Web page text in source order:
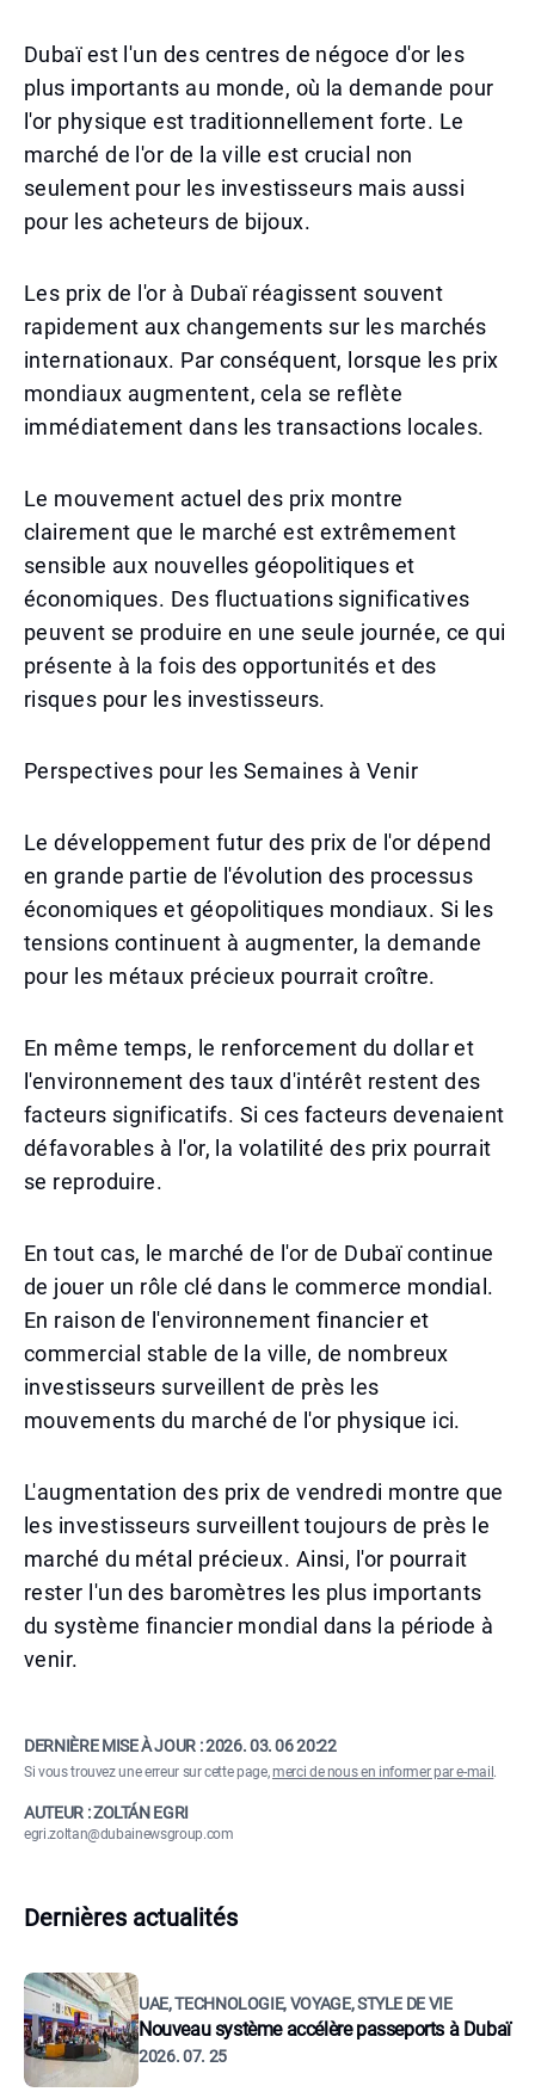
Dubaï est l'un des centres de négoce d'or les
plus importants au monde, où la demande pour
l'or physique est traditionnellement forte. Le
marché de l'or de la ville est crucial non
seulement pour les investisseurs mais aussi
pour les acheteurs de bijoux.
Les prix de l'or à Dubaï réagissent souvent
rapidement aux changements sur les marchés
internationaux. Par conséquent, lorsque les prix
mondiaux augmentent, cela se reflète
immédiatement dans les transactions locales.
Le mouvement actuel des prix montre
clairement que le marché est extrêmement
sensible aux nouvelles géopolitiques et
économiques. Des fluctuations significatives
peuvent se produire en une seule journée, ce qui
présente à la fois des opportunités et des
risques pour les investisseurs.
Perspectives pour les Semaines à Venir
Le développement futur des prix de l'or dépend
en grande partie de l'évolution des processus
économiques et géopolitiques mondiaux. Si les
tensions continuent à augmenter, la demande
pour les métaux précieux pourrait croître.
En même temps, le renforcement du dollar et
l'environnement des taux d'intérêt restent des
facteurs significatifs. Si ces facteurs devenaient
défavorables à l'or, la volatilité des prix pourrait
se reproduire.
En tout cas, le marché de l'or de Dubaï continue
de jouer un rôle clé dans le commerce mondial.
En raison de l'environnement financier et
commercial stable de la ville, de nombreux
investisseurs surveillent de près les
mouvements du marché de l'or physique ici.
L'augmentation des prix de vendredi montre que
les investisseurs surveillent toujours de près le
marché du métal précieux. Ainsi, l'or pourrait
rester l'un des baromètres les plus importants
du système financier mondial dans la période à
venir.
DERNIÈRE MISE À JOUR :2026. 03. 06 20:22
Si vous trouvez une erreur sur cette page,merci de nous en informer par e-mail .
AUTEUR : ZOLTÁN EGRI
egri.zoltan@dubainewsgroup.com
Dernières actualités
UAE, TECHNOLOGIE, VOYAGE, STYLE DE VIE
Nouveau système accélère passeports à Dubaï
2026. 07. 25